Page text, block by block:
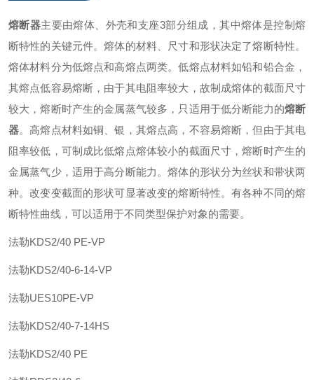
熔断器主要由熔体、外壳和支座3部分组成，其中熔体是控制熔
断特性的关键元件。熔体的材料、尺寸和形状决定了熔断特性。
熔体材料分为低熔点和高熔点两类。低熔点材料如铅和铅合金，
其熔点低容易熔断，由于其电阻率较大，故制成熔体的截面尺寸
较大，熔断时产生的金属蒸气较多，只适用于低分断能力的熔断
器。高熔点材料如铜、银，其熔点高，不容易熔断，但由于其电
阻率较低，可制成比低熔点熔体较小的截面尺寸，熔断时产生的
金属蒸气少，适用于高分断能力。熔体的形状分为丝状和带状两
种。改变变截面的形状可显著改变的熔断特性。有各种不同的熔
断特性曲线，可以适用于不同类型保护对象的需要。
法勒KDS2/40 PE-VP
法勒KDS2/40-6-14-VP
法勒UES10PE-VP
法勒KDS2/40-7-14HS
法勒KDS2/40 PE